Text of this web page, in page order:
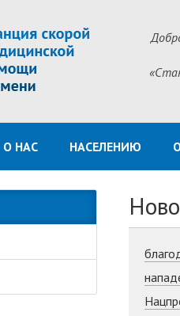
О НАС НАСЕЛЕНИЮ